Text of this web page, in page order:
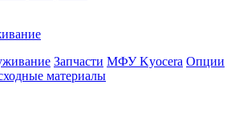
Запчасти МФУ Kyocera Опции
материалы